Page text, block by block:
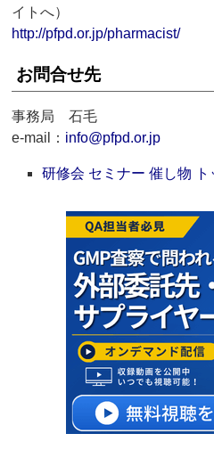
イトへ）
http://pfpd.or.jp/pharmacist/
お問合せ先
事務局 石毛
e-mail： info@pfpd.or.jp
研修会 セミナー 催し物 ト